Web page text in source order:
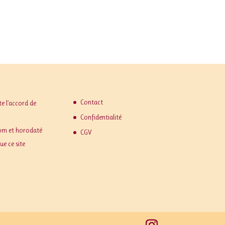
l’accord de
et horodaté
ce site
Contact
Confidentialité
CGV